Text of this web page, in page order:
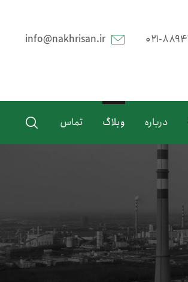
info@nakhrisan.ir
درباره وبلاگ تماس